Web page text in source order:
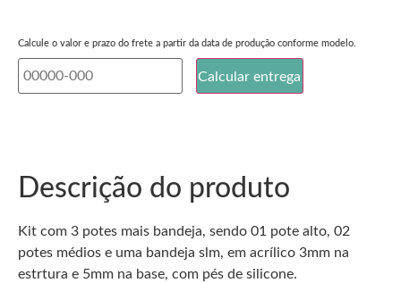
Calcule o valor e prazo do frete a partir da data de produção conforme modelo.
Descrição do produto
Kit com 3 potes mais bandeja, sendo 01 pote alto, 02
potes médios e uma bandeja slm, em acrílico 3mm na
estrtura e 5mm na base, com pés de silicone.